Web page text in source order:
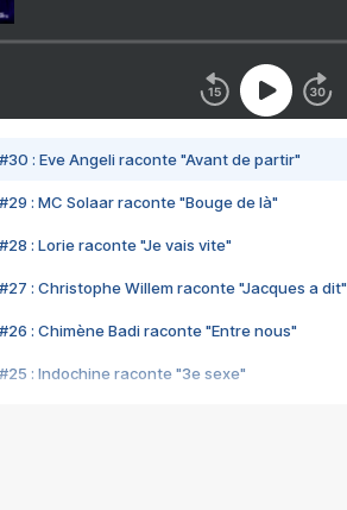
#30 : Eve Angeli raconte "Avant de partir"
#29 : MC Solaar raconte "Bouge de là"
#28 : Lorie raconte "Je vais vite"
#27 : Christophe Willem raconte "Jacques a dit"
#26 : Chimène Badi raconte "Entre nous"
#25 : Indochine raconte "3e sexe"